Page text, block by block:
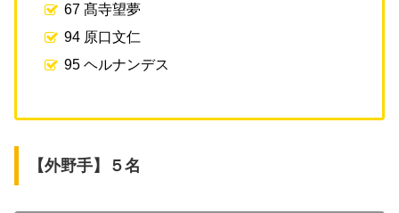
67 髙寺望夢
94 原口文仁
95 ヘルナンデス
【外野手】５名